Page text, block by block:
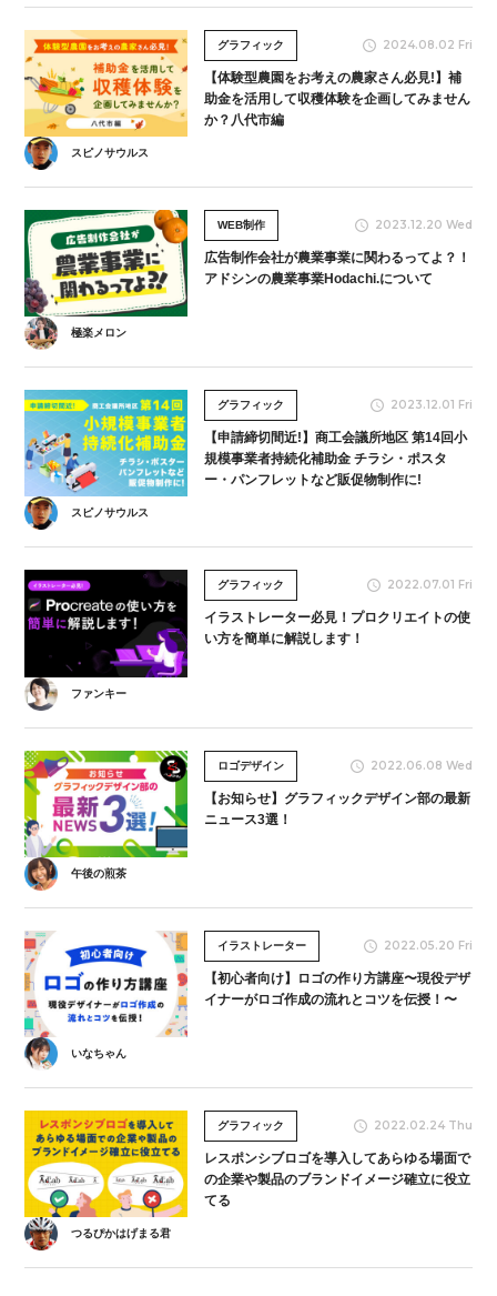
グラフィック 2024.08.02 Fri
【体験型農園をお考えの農家さん必見!】補
助金を活用して収穫体験を企画してみません
か？八代市編
スピノサウルス
WEB制作 2023.12.20 Wed
広告制作会社が農業事業に関わるってよ？！
アドシンの農業事業Hodachi.について
極楽メロン
グラフィック 2023.12.01 Fri
【申請締切間近!】商工会議所地区 第14回小
規模事業者持続化補助金 チラシ・ポスタ
ー・パンフレットなど販促物制作に!
スピノサウルス
グラフィック 2022.07.01 Fri
イラストレーター必見！プロクリエイトの使
い方を簡単に解説します！
ファンキー
ロゴデザイン 2022.06.08 Wed
【お知らせ】グラフィックデザイン部の最新
ニュース3選！
午後の煎茶
イラストレーター 2022.05.20 Fri
【初心者向け】ロゴの作り方講座〜現役デザ
イナーがロゴ作成の流れとコツを伝授！〜
いなちゃん
グラフィック 2022.02.24 Thu
レスポンシブロゴを導入してあらゆる場面で
の企業や製品のブランドイメージ確立に役立
てる
つるぴかはげまる君